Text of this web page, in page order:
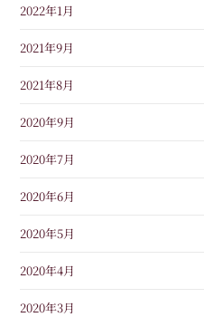
2022年1月
2021年9月
2021年8月
2020年9月
2020年7月
2020年6月
2020年5月
2020年4月
2020年3月